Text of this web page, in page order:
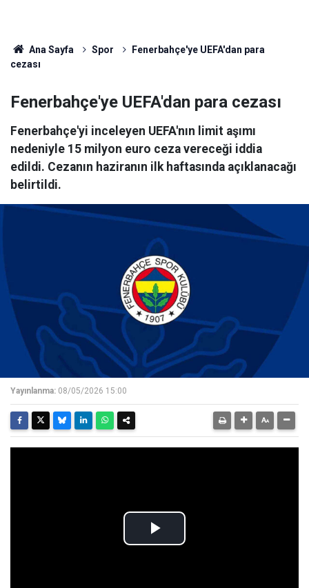
Ana Sayfa Spor
Fenerbahçe'ye UEFA'dan para
cezası
Fenerbahçe'ye UEFA'dan para cezası
Fenerbahçe'yi inceleyen UEFA'nın limit aşımı
nedeniyle 15 milyon euro ceza vereceği iddia
edildi. Cezanın haziranın ilk haftasında açıklanacağı
belirtildi.
Yayınlanma: 08/05/2026 15:00